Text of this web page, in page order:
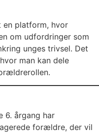
platform, hvor
om udfordringer som
unges trivsel. Det
man kan dele
6. årgang har
forældre, der vil